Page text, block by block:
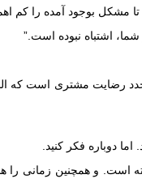
مشکل بوجود آمده را کم
اشتباه نبوده است.”
مشتری است که البته
دوباره فکر کنید.
است. و همچنین زمانی